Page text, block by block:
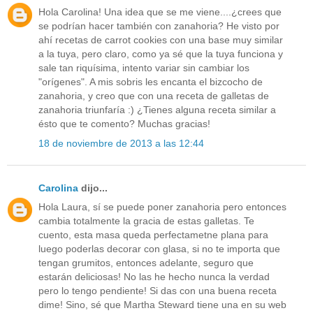
Hola Carolina! Una idea que se me viene....¿crees que
se podrían hacer también con zanahoria? He visto por
ahí recetas de carrot cookies con una base muy similar
a la tuya, pero claro, como ya sé que la tuya funciona y
sale tan riquísima, intento variar sin cambiar los
"orígenes". A mis sobris les encanta el bizcocho de
zanahoria, y creo que con una receta de galletas de
zanahoria triunfaría :) ¿Tienes alguna receta similar a
ésto que te comento? Muchas gracias!
18 de noviembre de 2013 a las 12:44
Carolina dijo...
Hola Laura, sí se puede poner zanahoria pero entonces
cambia totalmente la gracia de estas galletas. Te
cuento, esta masa queda perfectametne plana para
luego poderlas decorar con glasa, si no te importa que
tengan grumitos, entonces adelante, seguro que
estarán deliciosas! No las he hecho nunca la verdad
pero lo tengo pendiente! Si das con una buena receta
dime! Sino, sé que Martha Steward tiene una en su web